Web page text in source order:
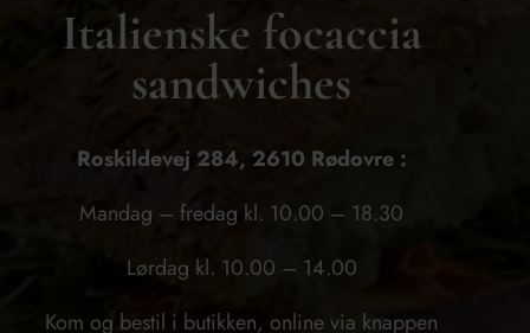
Italienske focaccia
sandwiches
Roskildevej 284, 2610 Rødovre :
Mandag – fredag kl. 10.00 – 18.30
Lørdag kl. 10.00 – 14.00
Kom og bestil i butikken, online via knappen